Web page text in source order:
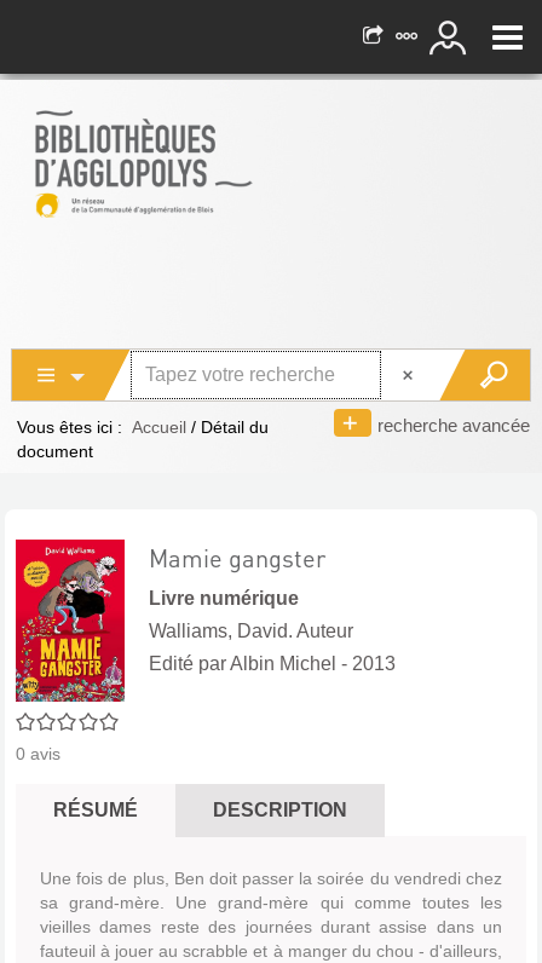
recherche avancée
Vous êtes ici : Accueil / Détail du
document
0/5
0 avis
Mamie gangster
Livre numérique
Walliams, David. Auteur
Edité parAlbin Michel - 2013
RÉSUMÉ DESCRIPTION
Une fois de plus, Ben doit passer la soirée du vendredi chez
sa grand-mère. Une grand-mère qui comme toutes les
vieilles dames reste des journées durant assise dans un
fauteuil à jouer au scrabble et à manger du chou - d'ailleurs,